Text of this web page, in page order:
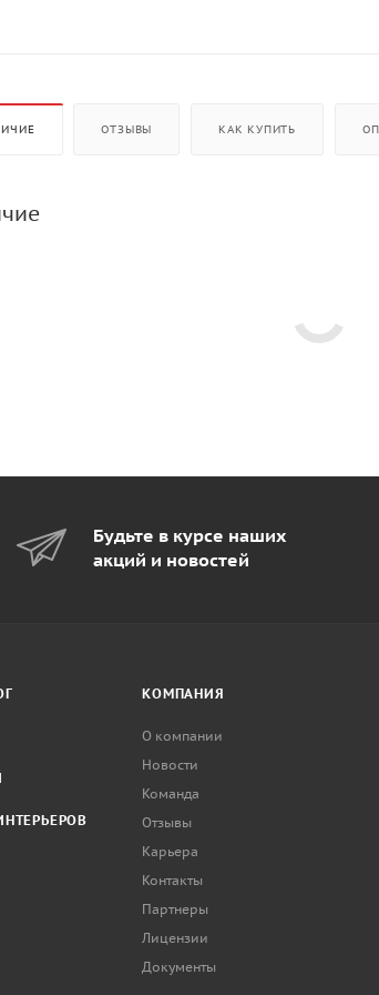
ОТЗЫВЫ КАК КУПИТЬ
Будьте в курсе наших
акций и новостей
КОМПАНИЯ
О компании
Новости
Команда
Отзывы
Карьера
Контакты
Партнеры
Лицензии
Документы